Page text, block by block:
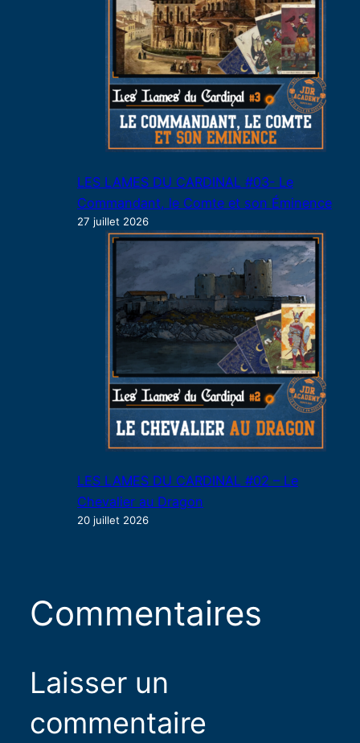
LES LAMES DU CARDINAL #03- Le
Commandant, le Comte et son Éminence
27 juillet 2026
LES LAMES DU CARDINAL #02 – Le
Chevalier au Dragon
20 juillet 2026
Commentaires
Laisser un
commentaire